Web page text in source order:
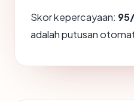
Skor kepercayaan:
adalah putusan